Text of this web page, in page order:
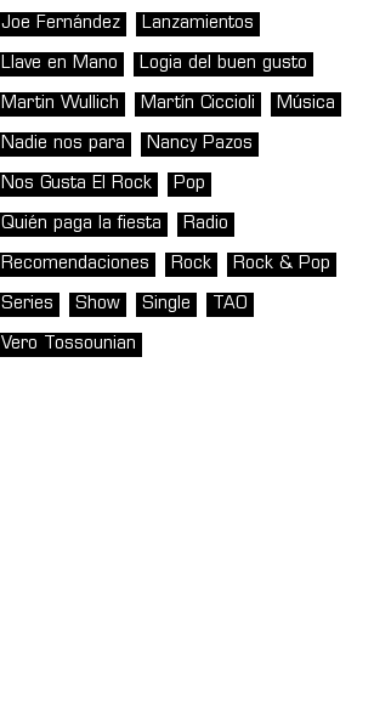
Joe Fernández Lanzamientos
Llave en Mano Logia del buen gusto
Martin Wullich Martín Ciccioli Música
Nadie nos para Nancy Pazos
Nos Gusta El Rock Pop
Quién paga la fiesta Radio
Recomendaciones Rock Rock & Pop
Series Show Single TAO
Vero Tossounian